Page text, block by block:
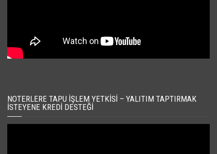
NOTERLERE TAPU İŞLEM YETKISI – YALITIM TAPTIRMAK
İSTEYENE KREDI DESTEĞI